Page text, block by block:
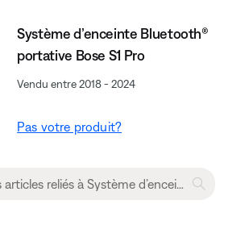
Système d’enceinte Bluetooth®
portative Bose S1 Pro
Vendu entre 2018 - 2024
Pas votre produit?